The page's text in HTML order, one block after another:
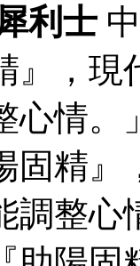
利士
』，現
心情。
固精』
調整